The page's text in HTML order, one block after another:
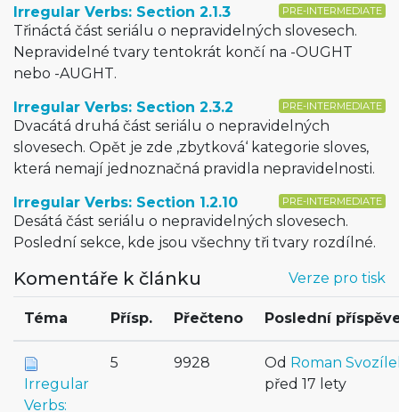
PRE-INTERMEDIATE
Irregular Verbs: Section 2.1.3
Třináctá část seriálu o nepravidelných slovesech.
Nepravidelné tvary tentokrát končí na -OUGHT
nebo -AUGHT.
PRE-INTERMEDIATE
Irregular Verbs: Section 2.3.2
Dvacátá druhá část seriálu o nepravidelných
slovesech. Opět je zde ‚zbytková‘ kategorie sloves,
která nemají jednoznačná pravidla nepravidelnosti.
PRE-INTERMEDIATE
Irregular Verbs: Section 1.2.10
Desátá část seriálu o nepravidelných slovesech.
Poslední sekce, kde jsou všechny tři tvary rozdílné.
Verze pro tisk
Komentáře k článku
Téma Přísp. Přečteno Poslední
Irregular
Verbs:
5 9928 Od Roman
před 17 lety